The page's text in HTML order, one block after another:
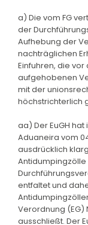
a) Die vom FG
der
Aufhebung der
nachträglichen
Einfuhren, die vor
aufgehobenen
mit der
höchstrichterlich
aa) Der EuGH
Aduaneira vom
ausdrücklich
Antidumpingzölle
entfaltet und
Verordnung (EG)
ausschließt. Der